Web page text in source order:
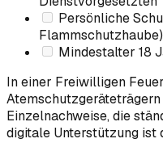
Persönliche
Mindestalter 18
In einer Freiwilligen
Einzelnachweise, die
digitale Unterstützung ist